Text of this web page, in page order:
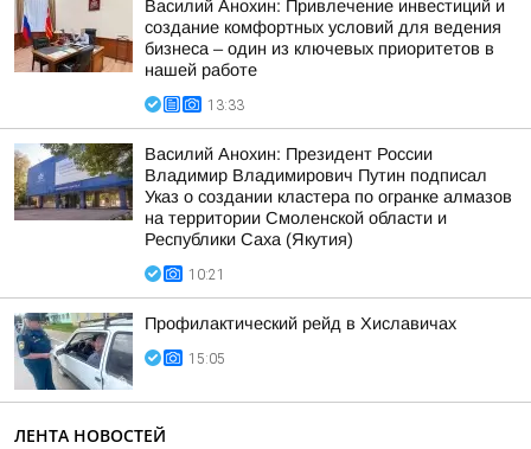
Василий Анохин: Привлечение инвестиций и
создание комфортных условий для ведения
бизнеса – один из ключевых приоритетов в
нашей работе
13:33
Василий Анохин: Президент России
Владимир Владимирович Путин подписал
Указ о создании кластера по огранке алмазов
на территории Смоленской области и
Республики Саха (Якутия)
10:21
Профилактический рейд в Хиславичах
15:05
ЛЕНТА НОВОСТЕЙ